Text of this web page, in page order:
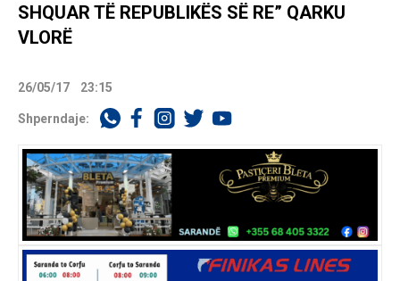
SHQUAR TË REPUBLIKËS SË RE” QARKU
VLORË
26/05/17 23:15
Shperndaje: